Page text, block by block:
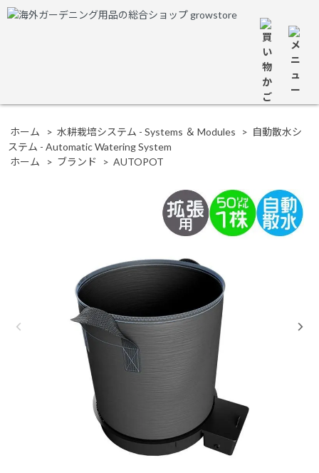
ホーム > 水耕栽培システム - Systems ＆ Modules > 自動散水シ
ステム - Automatic Watering System
ホーム
> ブランド > AUTOPOT